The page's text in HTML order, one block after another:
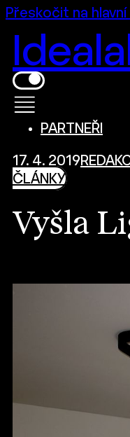
Přeskočit na
PARTNEŘI
17. 4. 2019
ČLÁNKY
Vyšla